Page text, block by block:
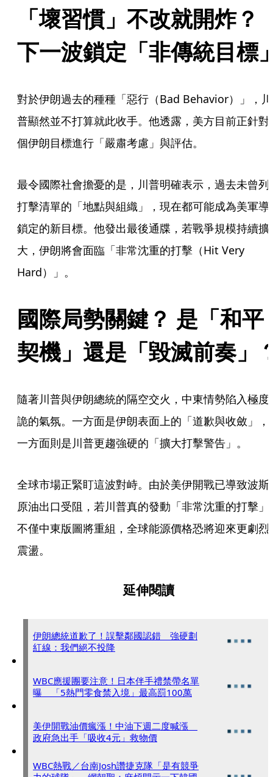
「壞習慣」不改就開炸？
下一波鎖定「非傳統目標
對於伊朗過去的種種「惡行（Bad Behavior）」，川
普顯然並不打算就此收手。他透露，美方目前正針對
個伊朗目標進行「嚴肅考慮」與評估。
最令國際社會擔憂的是，川普明確表示，過去未曾列
打擊清單的「地點與組織」，現在都可能成為美軍導
鎖定的新目標。他發出最後通牒，若戰爭規模持續擴
大，伊朗將會面臨「非常沈重的打擊（Hit Very
Hard）」。
國際局勢關鍵？ 是「和平
契機」還是「毀滅前奏」
隨著川普與伊朗總統的隔空交火，中東情勢陷入極度
詭的氣氛。一方面是伊朗表面上的「道歉與收斂」，
一方面則是川普更趨強硬的「擴大打擊警告」。
全球市場正緊盯這波對峙。由於美伊開戰已導致波斯
原油出口受阻，若川普真的發動「非常沈重的打擊」
不僅中東版圖將重組，全球能源價格恐將迎來更劇烈
震盪。
延伸閱讀
伊朗總統道歉了！誤擊鄰國認錯 強硬劃
紅線：我們絕不投降
WBC應援團要注意！日本伴手禮禁帶名單
曝 「5熱門零食禁入境」最高罰100萬
美伊開戰油價瘋漲！中油下週二度喊漲
政府急出手「吸收4元」救物價
WBC熱戰／台南Josh讚捷克隊「是有競爭